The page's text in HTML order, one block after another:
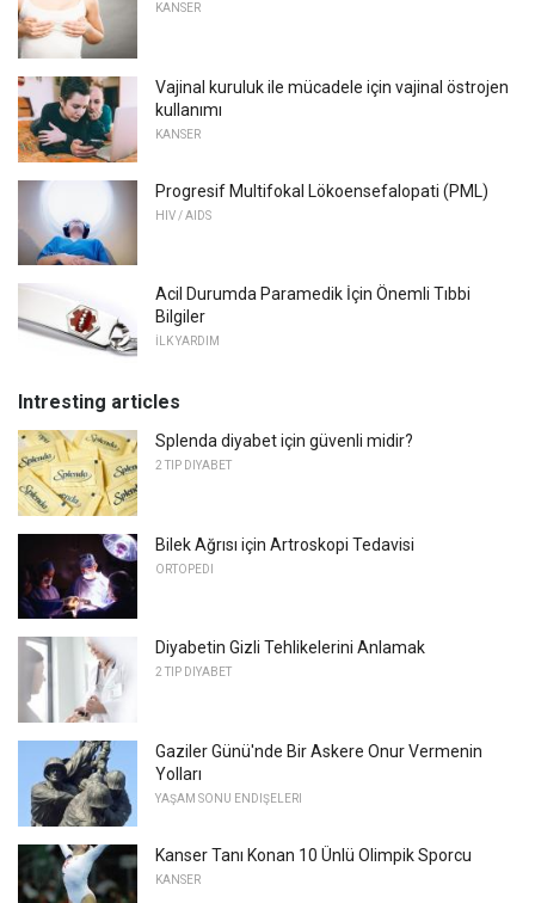
KANSER
Vajinal kuruluk ile mücadele için vajinal östrojen
kullanımı
KANSER
Progresif Multifokal Lökoensefalopati (PML)
HIV / AIDS
Acil Durumda Paramedik İçin Önemli Tıbbi
Bilgiler
İLK YARDIM
Intresting articles
Splenda diyabet için güvenli midir?
2 TIP DIYABET
Bilek Ağrısı için Artroskopi Tedavisi
ORTOPEDI
Diyabetin Gizli Tehlikelerini Anlamak
2 TIP DIYABET
Gaziler Günü'nde Bir Askere Onur Vermenin
Yolları
YAŞAM SONU ENDIŞELERI
Kanser Tanı Konan 10 Ünlü Olimpik Sporcu
KANSER